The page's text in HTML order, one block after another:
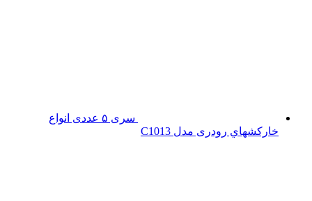
سری ۵ عددی انواع
خارکشهاي رودری مدل C1013